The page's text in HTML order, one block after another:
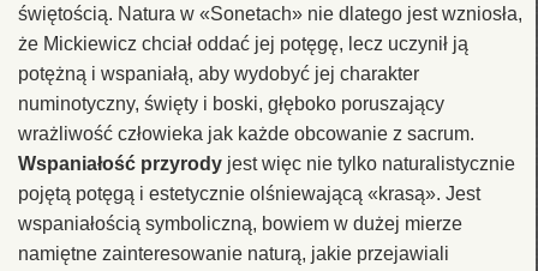
świętością. Natura w «Sonetach» nie dlatego jest wzniosła,
że Mickiewicz chciał oddać jej potęgę, lecz uczynił ją
potężną i wspaniałą, aby wydobyć jej charakter
numinotyczny, święty i boski, głęboko poruszający
wrażliwość człowieka jak każde obcowanie z sacrum.
Wspaniałość przyrody jest więc nie tylko naturalistycznie
pojętą potęgą i estetycznie olśniewającą «krasą». Jest
wspaniałością symboliczną, bowiem w dużej mierze
namiętne zainteresowanie naturą, jakie przejawiali